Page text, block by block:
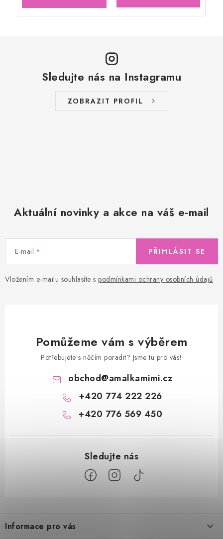
Sledujte nás na Instagramu
ZOBRAZIT PROFIL
Aktuální novinky a akce na váš e-mail
E-mail
Vložením e-mailu souhlasíte s podmínkami ochrany osobních údajů
PŘIHLÁSIT SE
Pomůžeme vám s výběrem
Potřebujete s něčím poradit? Jsme tu pro vás!
obchod@amalkamimi.cz
+420 774 222 226
+420 776 569 450
pInformace pro vás